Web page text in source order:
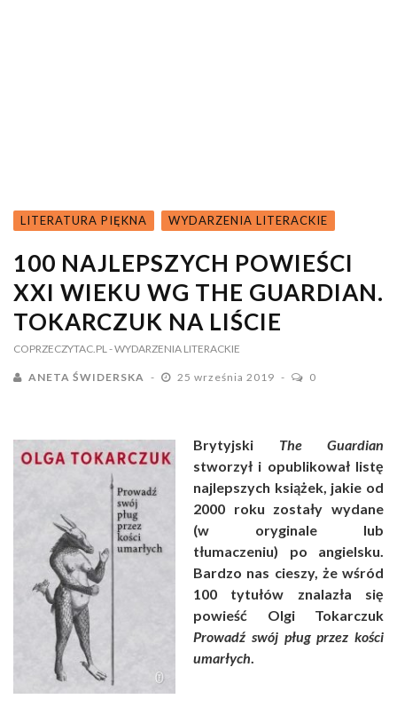
LITERATURA PIĘKNA WYDARZENIA LITERACKIE
100 NAJLEPSZYCH POWIEŚCI
XXI WIEKU WG THE GUARDIAN.
TOKARCZUK NA LIŚCIE
COPRZECZYTAC.PL - WYDARZENIA LITERACKIE
ANETA ŚWIDERSKA 25 września 2019 0
Brytyjski The Guardian
stworzył i opublikował listę
najlepszych książek, jakie od
2000 roku zostały wydane
(w oryginale lub
tłumaczeniu) po angielsku.
Bardzo nas cieszy, że wśród
100 tytułów znalazła się
powieść Olgi Tokarczuk
Prowadź swój pług przez kości
umarłych.